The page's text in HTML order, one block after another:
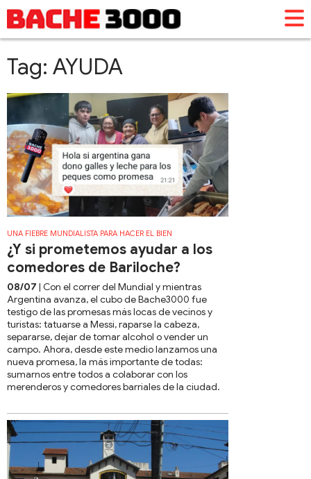
Tag: AYUDA
UNA FIEBRE MUNDIALISTA PARA HACER EL BIEN
¿Y si prometemos ayudar a los
comedores de Bariloche?
08/07 | Con el correr del Mundial y mientras
Argentina avanza, el cubo de Bache3000 fue
testigo de las promesas más locas de vecinos y
turistas: tatuarse a Messi, raparse la cabeza,
separarse, dejar de tomar alcohol o vender un
campo. Ahora, desde este medio lanzamos una
nueva promesa, la más importante de todas:
sumarnos entre todos a colaborar con los
merenderos y comedores barriales de la ciudad.